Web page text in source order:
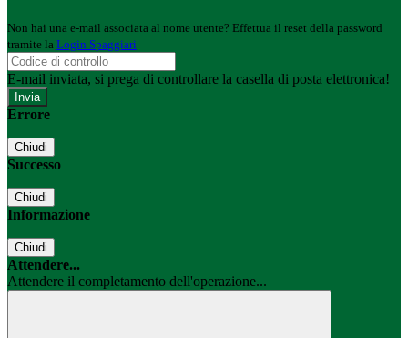
Non hai una e-mail associata al nome utente? Effettua il reset della password
tramite la Login Spaggiari
E-mail inviata, si prega di controllare la casella di posta elettronica!
Errore
Chiudi
Successo
Chiudi
Informazione
Chiudi
Attendere...
Attendere il completamento dell'operazione...